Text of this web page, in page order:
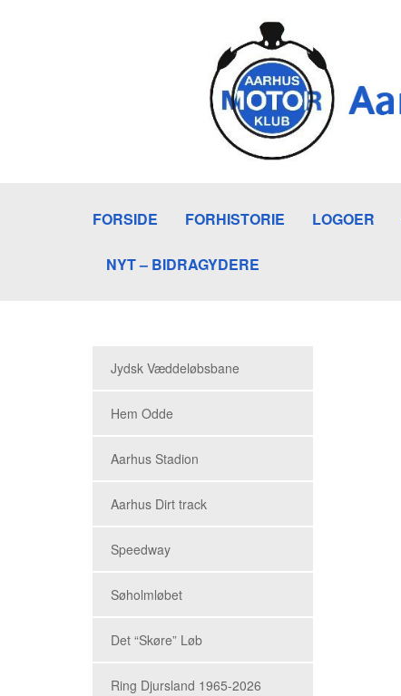
FORSIDE FORHISTORIE LOGOER
NYT – BIDRAGYDERE
Jydsk Væddeløbsbane
Hem Odde
Aarhus Stadion
Aarhus Dirt track
Speedway
Søholmløbet
Det “Skøre” Løb
Ring Djursland 1965-2026